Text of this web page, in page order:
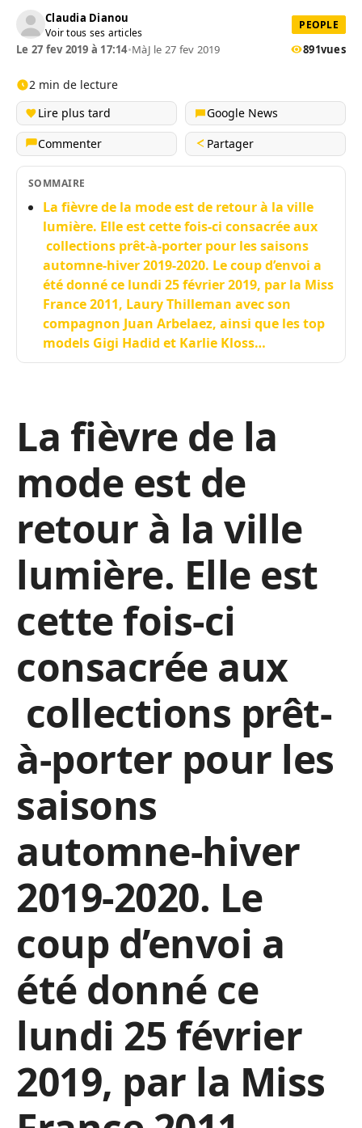
Claudia Dianou
Voir tous ses articles
PEOPLE
Le 27 fev 2019 à 17:14•MàJ le 27 fev 2019 891vues
2 min de lecture
Lire plus tard
Google News
Commenter
Partager
SOMMAIRE
La fièvre de la mode est de retour à la ville
lumière. Elle est cette fois-ci consacrée aux
collections prêt-à-porter pour les saisons
automne-hiver 2019-2020. Le coup d’envoi a
été donné ce lundi 25 février 2019, par la Miss
France 2011, Laury Thilleman avec son
compagnon Juan Arbelaez, ainsi que les top
models Gigi Hadid et Karlie Kloss…
La fièvre de la
mode est de
retour à la ville
lumière. Elle est
cette fois-ci
consacrée aux
collections prêt-
à-porter pour les
saisons
automne-hiver
2019-2020. Le
coup d’envoi a
été donné ce
lundi 25 février
2019, par la Miss